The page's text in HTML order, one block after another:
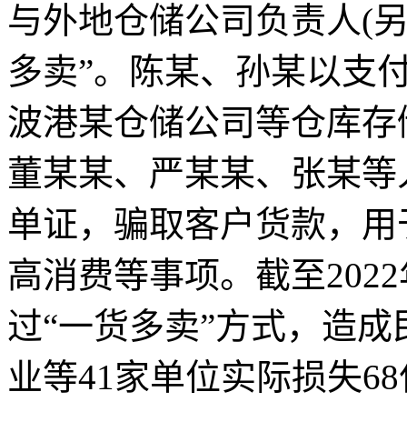
与外地仓储公司负责人(
多卖”。陈某、孙某以支
波港某仓储公司等仓库
董某某、严某某、张某
单证，骗取客户货款，
高消费等事项。截至
过“一货多卖”方式，造
业等41家单位实际损失